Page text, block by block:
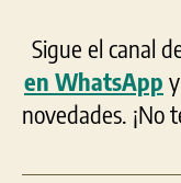
Sigue el canal
en WhatsApp
novedades. ¡No